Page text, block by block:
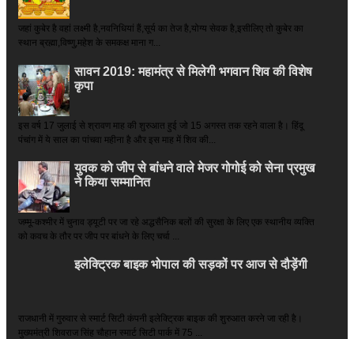
जहां कुबेर है­ वहां लक्ष्मी है,नवनिधियां हैं,सूर्य का तेज है,योग्य सेवक है,इसीलिए तो कुबेर का
स्थान ब्रह्मा,विष्णु,महेश के समकक्ष माना ग...
सावन 2019: महामंत्र से मिलेगी भगवान शिव की विशेष
कृपा
इस वर्ष 17 जुलाई से श्रावण माह की शुरुआत हुई जो 15 अगस्त तक रहने वाला है। हिंदू
पंचांग में ये साल का पांचवा महीना है और इस माह में शिव की...
युवक को जीप से बांधने वाले मेजर गोगोई को सेना प्रमुख
ने किया सम्‍मानित
जम्मू-कश्मीर में चुनाव ड्यूटी पर जा रहे अद्धसैनिक बलों की सुरक्षा के लिए एक स्थानीय व्यक्ति
को कवच के तौर पर जीप पर बांधने के लिए चर्चा ...
इलेक्ट्रिक बाइक भोपाल की सड़कों पर आज से दौड़ेंगी
राजधानी में गुरुवार से स्मार्ट सिटी कंपनी इलेक्ट्रिक बाइक की शुरुआत करने जा रही है।
मुख्यमंत्री शिवराज सिंह चौहान स्मार्ट सिटी पार्क में 75 ...